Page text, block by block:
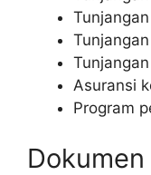
Asuransi
Program